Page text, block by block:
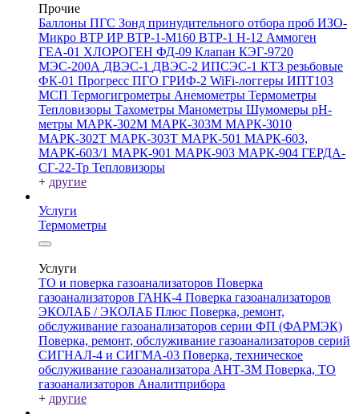
Прочие
Баллоны ПГС Зонд принудительного отбора проб ИЗО-
Микро ВТР ИР ВТР-1-М160 ВТР-1 Н-12 Аммоген
ГЕА-01 ХЛОРОГЕН ФД-09 Клапан КЭГ-9720
МЭС-200А ДВЭС-1 ДВЭС-2 ИПСЭС-1 КТЗ резьбовые
ФК-01 Прогресс ПГО ГРИФ-2 WiFi-логгеры ИПТ103
МСП Термогигрометры Анемометры Термометры
Тепловизоры Тахометры Манометры Шумомеры pH-
метры МАРК-302М МАРК-303М МАРК-3010
МАРК-302Т МАРК-303Т МАРК-501 МАРК-603,
МАРК-603/1 МАРК-901 МАРК-903 МАРК-904 ГЕРДА-
СГ-22-Тр Тепловизоры
+ другие
Услуги
Термометры
Услуги
ТО и поверка газоанализаторов Поверка
газоанализаторов ГАНК-4 Поверка газоанализаторов
ЭКОЛАБ / ЭКОЛАБ Плюс Поверка, ремонт,
обслуживание газоанализаторов серии ФП (ФАРМЭК)
Поверка, ремонт, обслуживание газоанализаторов серий
СИГНАЛ-4 и СИГМА-03 Поверка, техническое
обслуживание газоанализатора АНТ-3М Поверка, ТО
газоанализаторов Аналитприбора
+ другие